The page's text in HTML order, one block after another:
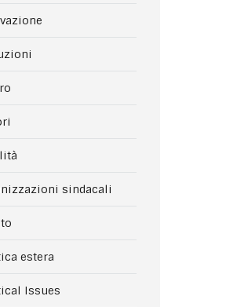
sindacali
estera
Issues